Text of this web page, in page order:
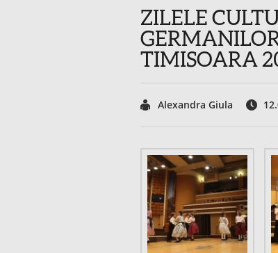
ZILELE
TIMISOARA
Alexandra Giula